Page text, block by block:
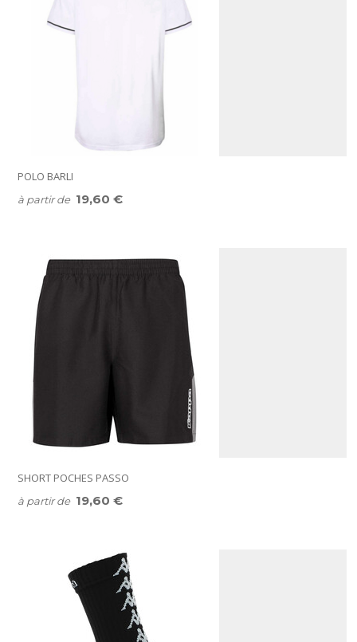
POLO BARLI
à partir de 19,60 €
SHORT POCHES PASSO
à partir de 19,60 €